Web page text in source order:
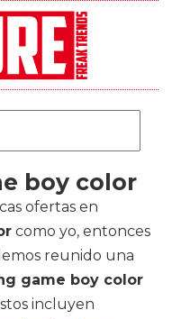
boy color
ofertas en
como yo, entonces
reunido una
game boy color
incluyen